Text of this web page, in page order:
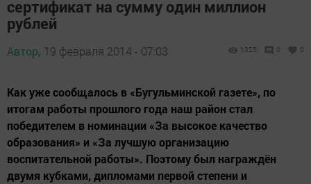
сертификат на сумму один миллион
рублей
Автор, 19 февраля 2014 - 07:03 1325 0 0
Как уже сообщалось в «Бугульминской газете», по
итогам работы прошлого года наш район стал
победителем в номинации «За высокое качество
образования» и «За лучшую организацию
воспитательной работы». Поэтому был награждён
двумя кубками, дипломами первой степени и